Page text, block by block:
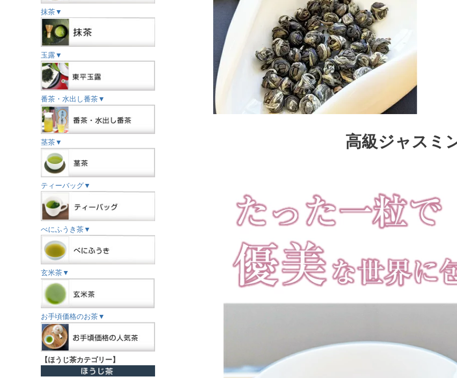
抹茶▼
玉露▼
番茶・水出し番茶▼
茎茶▼
ティーバッグ▼
べにふうき茶▼
玄米茶▼
お手頃価格のお茶▼
【ほうじ茶カテゴリー】
高級ジャスミ